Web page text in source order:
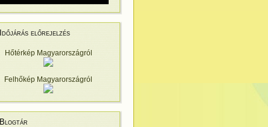
Időjárás előrejelzés
Hőtérkép Magyarországról
Felhőkép Magyarországról
Blogtár